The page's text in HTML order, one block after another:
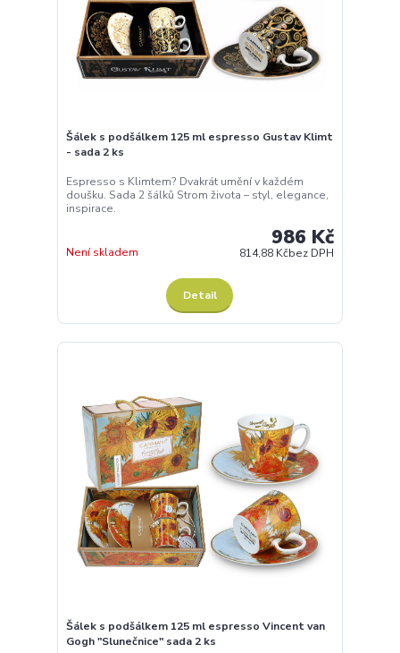
Šálek s podšálkem 125 ml espresso Gustav Klimt
- sada 2 ks
Espresso s Klimtem? Dvakrát umění v každém
doušku. Sada 2 šálků Strom života – styl, elegance,
inspirace.
986 Kč
814,88 Kčbez DPH
Není skladem
Detail
Šálek s podšálkem 125 ml espresso Vincent van
Gogh "Slunečnice" sada 2 ks